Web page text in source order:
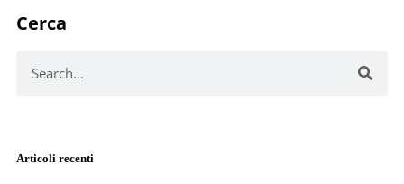
Cerca
Articoli recenti